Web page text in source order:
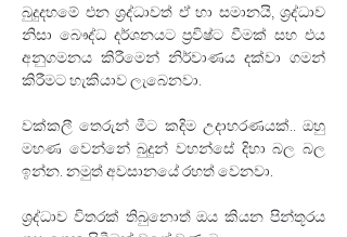
බුදුදහමේ එන ශ්‍රද්ධාවත් ඒ හා සමානයි, ශ්‍රද්ධාව
නිසා බෞද්ධ දර්ශනයට ප්‍රවිෂ්ට වීමක් සහ එය
අනුගමනය කිරීමෙන් නිර්වාණය දක්වා ගමන්
කිරීමට හැකියාව ලැබෙනවා.
වක්කලී තෙරුන් මීට කදිම උදාහරණයක්.. ඔහු
මහණ වෙන්නේ බුදුන් වහන්සේ දිහා බල බල
ඉන්න. නමුත් අවසානයේ රහත් වෙනවා.
ශ්‍රද්ධාව විතරක් තිබුනොත් ඔය කියන පින්තූරය